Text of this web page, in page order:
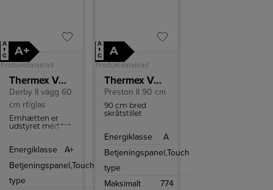
A
↑
G
A+
Produktdatablad
Thermex Væghængt emhætte DERBY II 60 cm rf/glas
Derby II vägg 60
cm rf/glas
Emhætten er
udstyret med tre
du kan styre ved
glasskærmen.
Energiklasse
A+
Betjeningspanel,
type
Touch
A
↑
G
A
Produktdatablad
Thermex Væghængt emhætte
Preston II 90 cm
90 cm bred
skråtstillet
rustfri stål
betjenes med
hastigheder.
Energiklasse
A
Betjeningspanel,
type
Touch
Maksimalt
774